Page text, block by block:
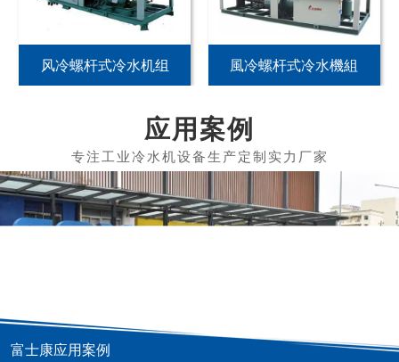
风冷螺杆式冷水机组 風冷螺杆式冷水機組
应用案例
富士康应用案例